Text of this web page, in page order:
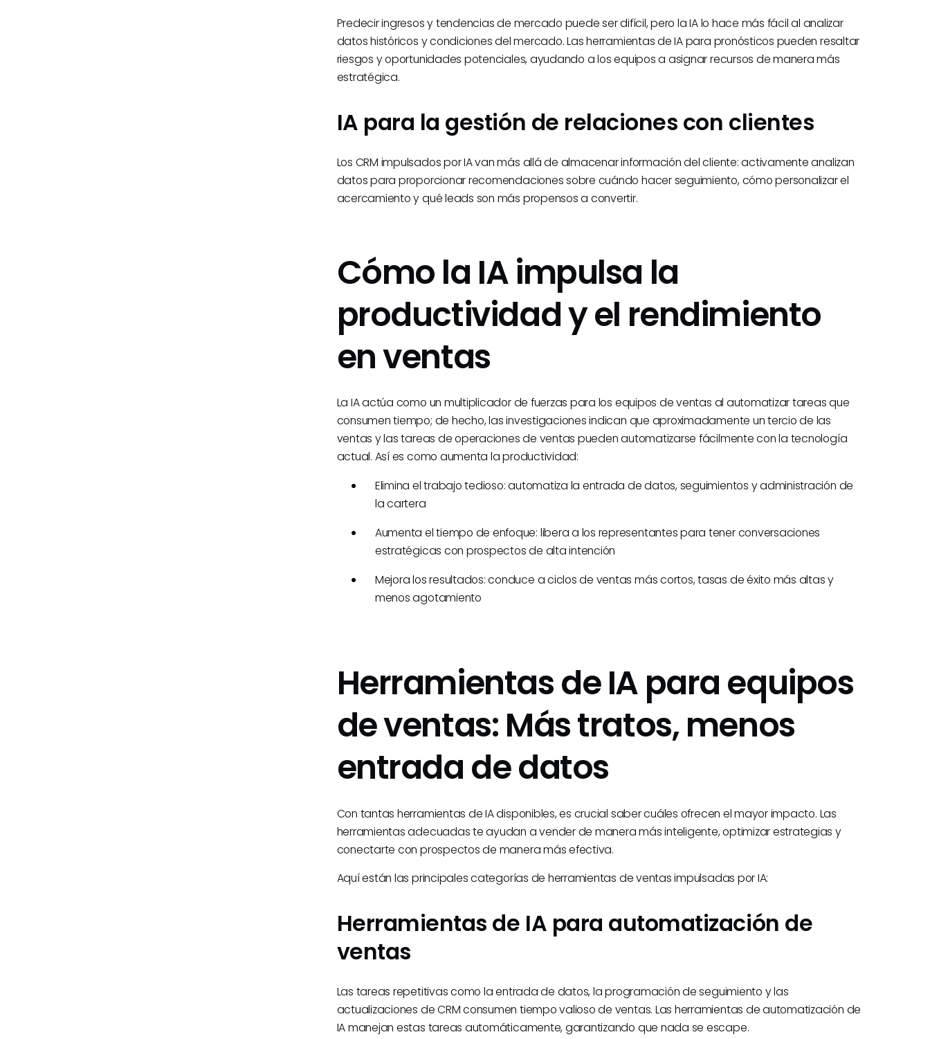
Predecir ingresos y tendencias de mercado puede ser difícil, pero la IA lo hace más fácil al analizar
datos históricos y condiciones del mercado. Las herramientas de IA para pronósticos pueden resaltar
riesgos y oportunidades potenciales, ayudando a los equipos a asignar recursos de manera más
estratégica.
IA para la gestión de relaciones con clientes
Los CRM impulsados por IA van más allá de almacenar información del cliente: activamente analizan
datos para proporcionar recomendaciones sobre cuándo hacer seguimiento, cómo personalizar el
acercamiento y qué leads son más propensos a convertir.
Cómo la IA impulsa la
productividad y el rendimiento
en ventas
La IA actúa como un multiplicador de fuerzas para los equipos de ventas al automatizar tareas que
consumen tiempo; de hecho, las investigaciones indican que aproximadamente un tercio de las
ventas y las tareas de operaciones de ventas pueden automatizarse fácilmente con la tecnología
actual. Así es como aumenta la productividad:
Elimina el trabajo tedioso: automatiza la entrada de datos, seguimientos y administración de
la cartera
Aumenta el tiempo de enfoque: libera a los representantes para tener conversaciones
estratégicas con prospectos de alta intención
Mejora los resultados: conduce a ciclos de ventas más cortos, tasas de éxito más altas y
menos agotamiento
Herramientas de IA para equipos
de ventas: Más tratos, menos
entrada de datos
Con tantas herramientas de IA disponibles, es crucial saber cuáles ofrecen el mayor impacto. Las
herramientas adecuadas te ayudan a vender de manera más inteligente, optimizar estrategias y
conectarte con prospectos de manera más efectiva.
Aquí están las principales categorías de herramientas de ventas impulsadas por IA:
Herramientas de IA para automatización de
ventas
Las tareas repetitivas como la entrada de datos, la programación de seguimiento y las
actualizaciones de CRM consumen tiempo valioso de ventas. Las herramientas de automatización de
IA manejan estas tareas automáticamente, garantizando que nada se escape.